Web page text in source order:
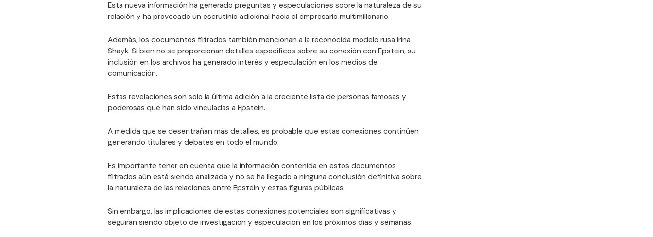
Esta nueva información ha generado preguntas y especulaciones sobre la naturaleza de su
relación y ha provocado un escrutinio adicional hacia el empresario multimillonario.
Además, los documentos filtrados también mencionan a la reconocida modelo rusa Irina
Shayk. Si bien no se proporcionan detalles específicos sobre su conexión con Epstein, su
inclusión en los archivos ha generado interés y especulación en los medios de
comunicación.
Estas revelaciones son solo la última adición a la creciente lista de personas famosas y
poderosas que han sido vinculadas a Epstein.
A medida que se desentrañan más detalles, es probable que estas conexiones continúen
generando titulares y debates en todo el mundo.
Es importante tener en cuenta que la información contenida en estos documentos
filtrados aún está siendo analizada y no se ha llegado a ninguna conclusión definitiva sobre
la naturaleza de las relaciones entre Epstein y estas figuras públicas.
Sin embargo, las implicaciones de estas conexiones potenciales son significativas y
seguirán siendo objeto de investigación y especulación en los próximos días y semanas.